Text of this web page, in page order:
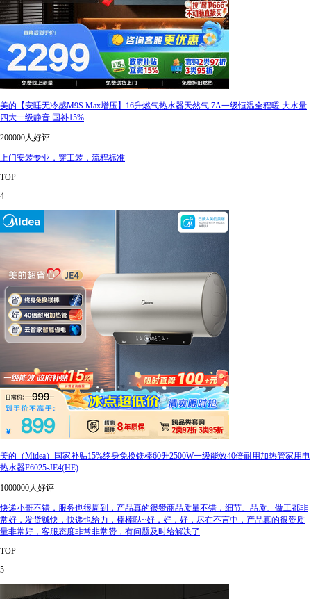
美的【安睡无冷感M9S Max增压】16升燃气热水器天然气 7A一级恒温全程暖 大水量
四大一级静音 国补15%
200000人好评
上门安装专业，穿工装，流程标准
TOP
4
美的（Midea）国家补贴15%终身免换镁棒60升2500W一级能效40倍耐用加热管家用电
热水器F6025-JE4(HE)
1000000人好评
快递小哥不错，服务也很周到，产品真的很赞商品质量不错，细节、品质、做工都非
常好，发货贼快，快递也给力，棒棒哒~好，好，好，尽在不言中，产品真的很赞质
量非常好，客服态度非常非常赞，有问题及时给解决了
TOP
5